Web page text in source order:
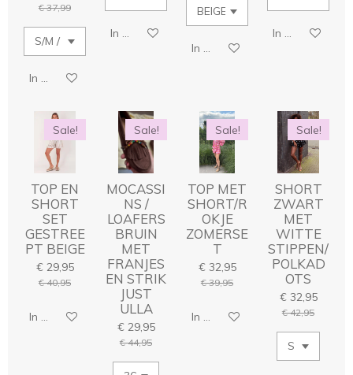
€ 37,99
In winkelwagen
In winkelwagen
In winkelwagen
In winkelwagen
Sale!
TOP EN
SHORT
SET
GESTREE
PT BEIGE
€ 29,95
€ 40,95
In winkelwagen
Sale!
MOCASSI
NS /
LOAFERS
BRUIN
MET
FRANJES
EN STRIK
JUST
ULLA
€ 29,95
€ 44,95
Sale!
TOP MET
SHORT/R
OKJE
ZOMERSE
T
€ 32,95
€ 39,95
In winkelwagen
Sale!
SHORT
ZWART
MET
WITTE
STIPPEN/
POLKAD
OTS
€ 32,95
€ 42,95